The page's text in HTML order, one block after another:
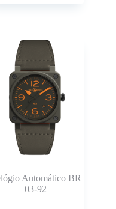
Automático BR
03-92